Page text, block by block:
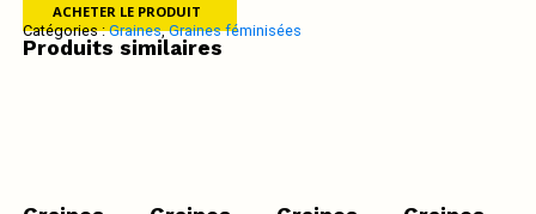
ACHETER LE PRODUIT
Catégories :Graines,Graines féminisées
Produits similaires